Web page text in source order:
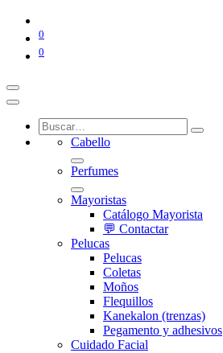
0
0
Cabello
Perfumes
Mayoristas
Catálogo Mayorista
💬 Contactar
Pelucas
Pelucas
Coletas
Moños
Flequillos
Kanekalon (trenzas)
Pegamento y adhesivos
Cuidado Facial